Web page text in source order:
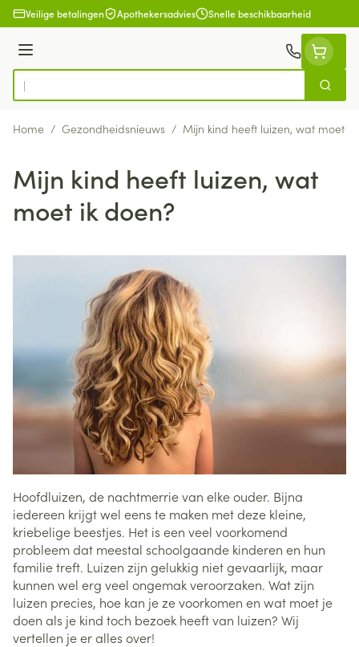
Ga naar de inhoud
Veilige betalingen Apothekersadvies Snelle beschikbaarheid
Menu
Product, merk, categorie...
Zoek
Home / Gezondheidsnieuws / Mijn kind heeft luizen, wat moet ik
Mijn kind heeft luizen, wat
moet ik doen?
Hoofdluizen, de nachtmerrie van elke ouder. Bijna
iedereen krijgt wel eens te maken met deze kleine,
kriebelige beestjes. Het is een veel voorkomend
probleem dat meestal schoolgaande kinderen en hun
familie treft. Luizen zijn gelukkig niet gevaarlijk, maar
kunnen wel erg veel ongemak veroorzaken. Wat zijn
luizen precies, hoe kan je ze voorkomen en wat moet je
doen als je kind toch bezoek heeft van luizen? Wij
vertellen je er alles over!